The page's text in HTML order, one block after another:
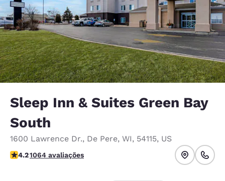
Sleep Inn & Suites Green Bay
South
1600 Lawrence Dr., De Pere, WI, 54115, US
classificação 4.2 estrelas. Excelente.
4.21064 avaliações